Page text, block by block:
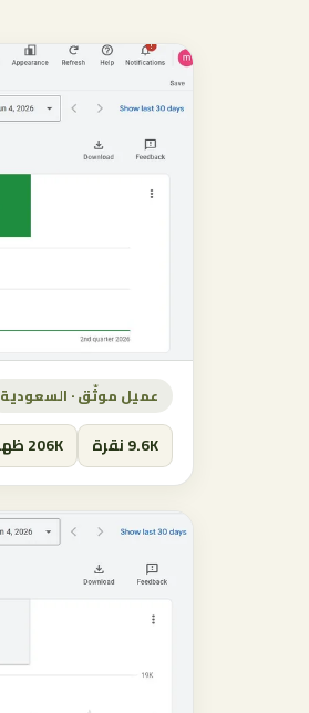
عميل موثّق · السعودية
9.6K نقرة 206K ظهور